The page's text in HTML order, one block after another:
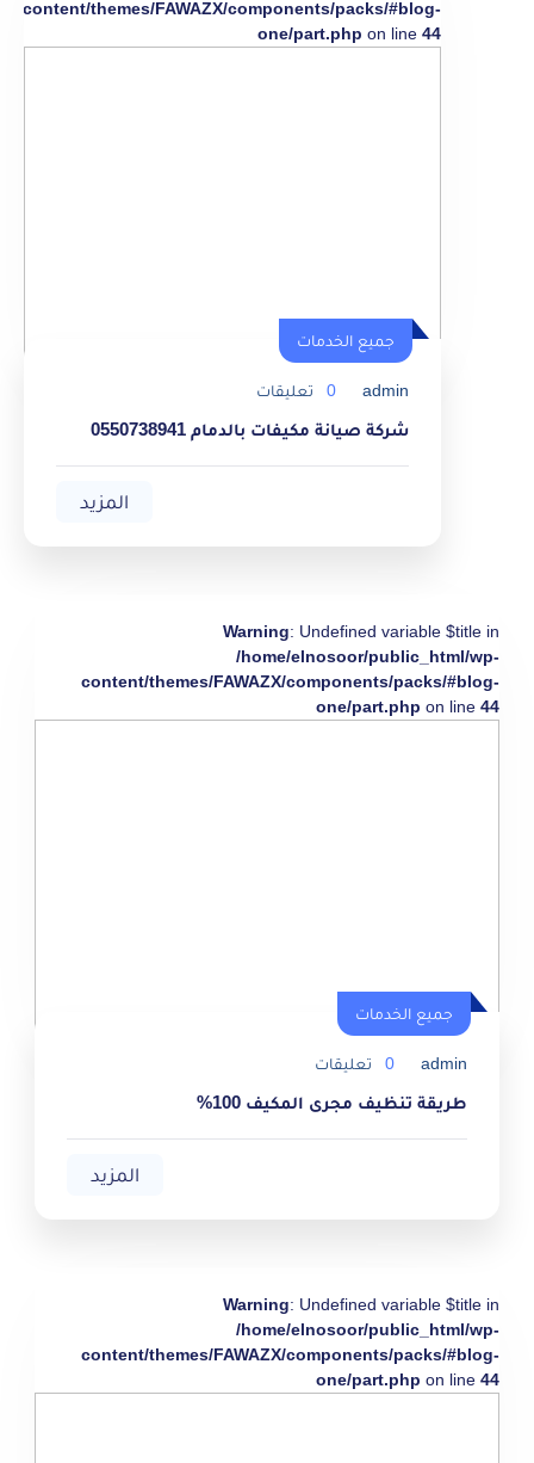
content/themes/FAWAZX/components/packs/#blog-
one/part.php on line 44
جميع الخدمات
admin
0 تعليقات
شركة صيانة مكيفات بالدمام 0550738941
المزيد
Warning: Undefined variable $title in
/home/elnosoor/public_html/wp-
content/themes/FAWAZX/components/packs/#blog-
one/part.php on line 44
جميع الخدمات
admin
0 تعليقات
طريقة تنظيف مجرى المكيف 100%
المزيد
Warning: Undefined variable $title in
/home/elnosoor/public_html/wp-
content/themes/FAWAZX/components/packs/#blog-
one/part.php on line 44